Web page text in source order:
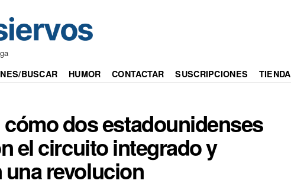
BUSCAR HUMOR CONTACTAR SUSCRIPCIONES TIENDA
dos estadounidenses
el circuito integrado y
revolucion